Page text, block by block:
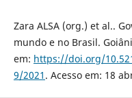
Zara ALSA (org.) et al..
mundo e no Brasil.
em: https://doi.org/
9/2021 . Acesso em: 18